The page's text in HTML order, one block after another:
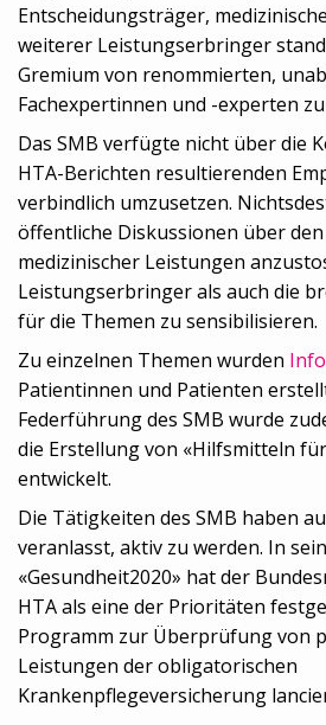
Entscheidungsträger,
weiterer Leistungserbringer stand
Gremium von renommierten,
Fachexpertinnen und -experten
Das SMB verfügte nicht über die
HTA-Berichten resultierenden
verbindlich umzusetzen.
öffentliche Diskussionen über
medizinischer Leistungen
Leistungserbringer als auch die
für die Themen zu sensibilisieren.
Zu einzelnen Themen wurden
Patientinnen und Patienten
Federführung des SMB wurde
die Erstellung von «Hilfsmitteln
entwickelt.
Die Tätigkeiten des SMB haben
veranlasst, aktiv zu werden. In
«Gesundheit2020» hat der
HTA als eine der Prioritäten
Programm zur Überprüfung von
Leistungen der obligatorischen
Krankenpflegeversicherung